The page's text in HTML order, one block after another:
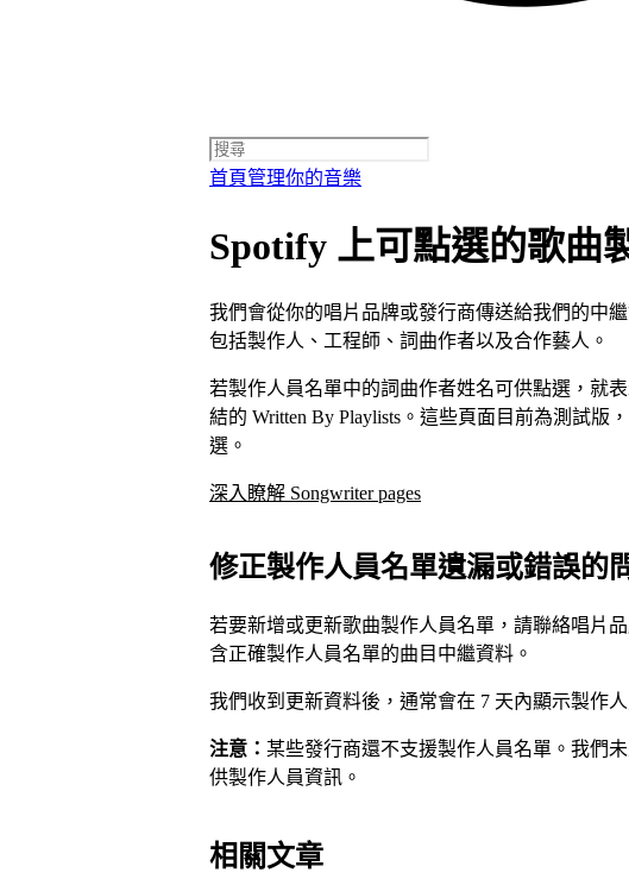
首頁管理你的音樂
Spotify 上可點選的歌曲
我們會從你的唱片品牌或發行商傳送給我們的中
包括製作人、工程師、詞曲作者以及合作藝人。
若製作人員名單中的詞曲作者姓名可供點選，就表
結的 Written By Playlists。這些頁面目前為測試版
選。
深入瞭解 Songwriter pages
修正製作人員名單遺漏或錯誤的
若要新增或更新歌曲製作人員名單，請聯絡唱片
含正確製作人員名單的曲目中繼資料。
我們收到更新資料後，通常會在 7 天內顯示製作人
注意： 某些發行商還不支援製作人員名單。我們
供製作人員資訊。
相關文章